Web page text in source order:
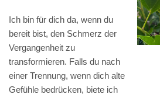
Ich bin für dich da, wenn du
bereit bist, den Schmerz der
Vergangenheit zu
transformieren. Falls du nach
einer Trennung, wenn dich alte
Gefühle bedrücken, biete ich